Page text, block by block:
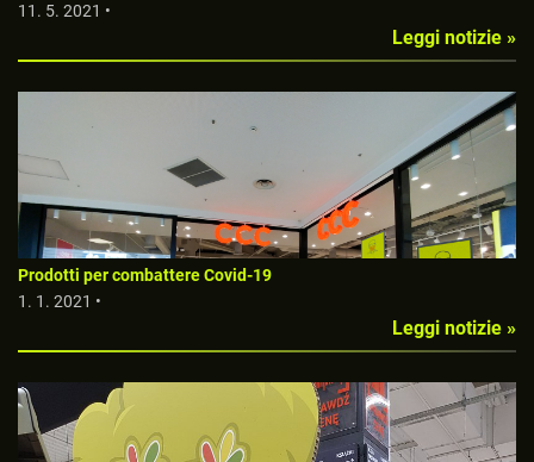
11. 5. 2021 •
Leggi notizie »
Prodotti per combattere Covid-19
1. 1. 2021 •
Leggi notizie »